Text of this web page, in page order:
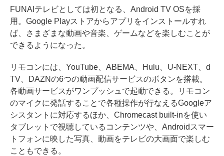
FUNAIテレビとしては初となる、Android TV OSを採
用。Google Playストアからアプリをインストールすれ
ば、さまざまな動画や音楽、ゲームなどを楽しむことが
できるようになった。
リモコンには、YouTube、ABEMA、Hulu、U-NEXT、d
TV、DAZNの6つの動画配信サービスのボタンを搭載。
各動画サービスがワンプッシュで起動できる。リモコン
のマイクに発話することで各種操作が行なえるGoogleア
シスタントに対応するほか、Chromecast built-inを使い
タブレットで視聴しているコンテンツや、Androidスマー
トフォンに映した写真、動画をテレビの大画面で楽しむ
こともできる。